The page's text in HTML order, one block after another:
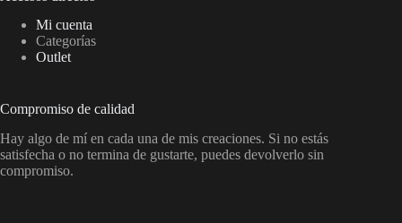
Mi cuenta
Categorías
Outlet
Compromiso de calidad
Hay algo de mí en cada una de mis creaciones. Si no estás
satisfecha o no termina de gustarte, puedes devolverlo sin
compromiso.